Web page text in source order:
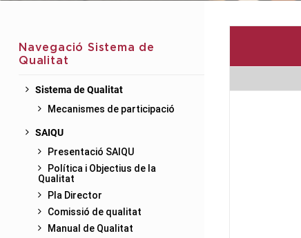
Navegació Sistema de
Qualitat
Sistema de Qualitat
Mecanismes de participació
SAIQU
Presentació SAIQU
Política i Objectius de la
Qualitat
Pla Director
Comissió de qualitat
Manual de Qualitat